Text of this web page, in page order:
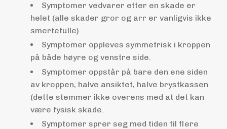
Symptomer vedvarer etter en skade er
helet (alle skader gror og arr er vanligvis ikke
smertefulle)
Symptomer oppleves symmetrisk i kroppen
på både høyre og venstre side.
Symptomer oppstår på bare den ene siden
av kroppen, halve ansiktet, halve brystkassen
(dette stemmer ikke overens med at det kan
være fysisk skade.
Symptomer sprer seg med tiden til flere